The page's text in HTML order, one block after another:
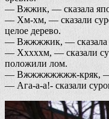
— Вжжик, — сказала
— Хм-хм, — сказали
целое дерево.
— Вжжжжик, — сказала
— Хххххм, — сказали
положили лом.
— Вжжжжжжжж-кряк, —
— Ага-а-а!- сказали